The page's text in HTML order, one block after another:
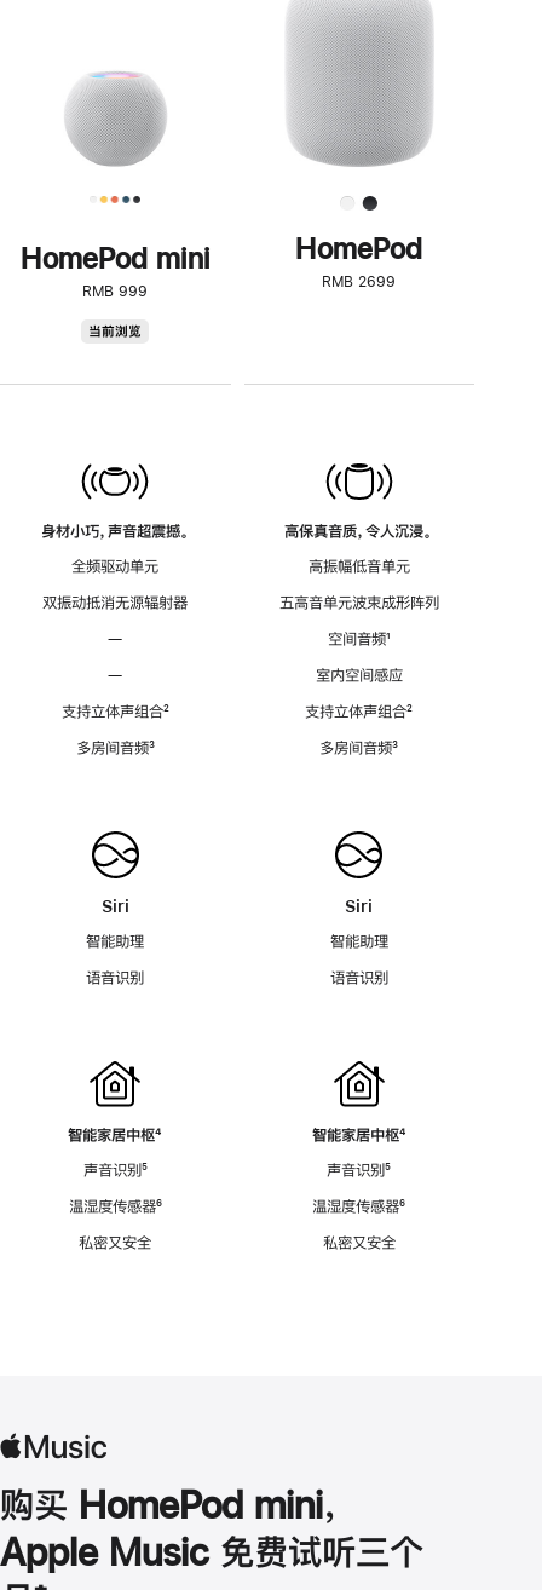
HomePod mini
RMB 999
当前浏览
身材小巧，声音超震撼。
全频驱动单元
双振动抵消无源辐射器
—
—
支持立体声组合脚
²
多房间音频脚
³
Siri
智能助理
语音识别
智能家居中枢脚
⁴
声音识别脚
⁵
温湿度传感器脚
⁶
私密又安全
了
解
HomePod<
HomePod
RMB 2699
高保真音质，令人沉浸。
高振幅低音单元
五高音单元波束成形阵列
空间音频脚
¹
室内空间感应
支持立体声组合脚
²
多房间音频脚
³
Siri
智能助理
语音识别
智能家居中枢脚
⁴
声音识别脚
⁵
温湿度传感器脚
⁶
私密又安全
购买 HomePod mini，
Apple Music 免费试听三个